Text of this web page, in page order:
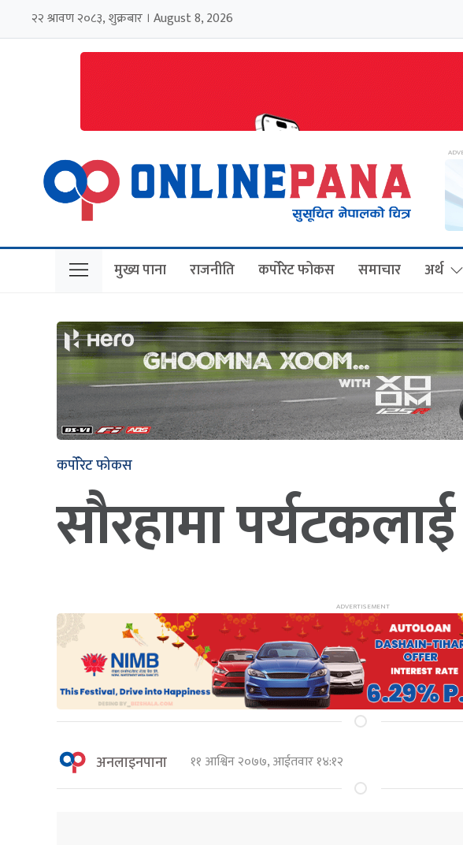
२२ श्रावण २०८३, शुक्रबार । August 8, 2026
मुख्य पाना राजनीति कर्पोरेट फोकस समाचार अर्थ
कर्पोरेट फोकस
सौरहामा
अनलाइनपाना ११ आश्विन २०७७, आईतवार १४:१२